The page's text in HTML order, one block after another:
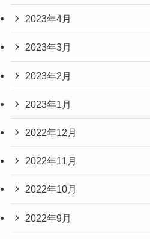
2023年4月
2023年3月
2023年2月
2023年1月
2022年12月
2022年11月
2022年10月
2022年9月